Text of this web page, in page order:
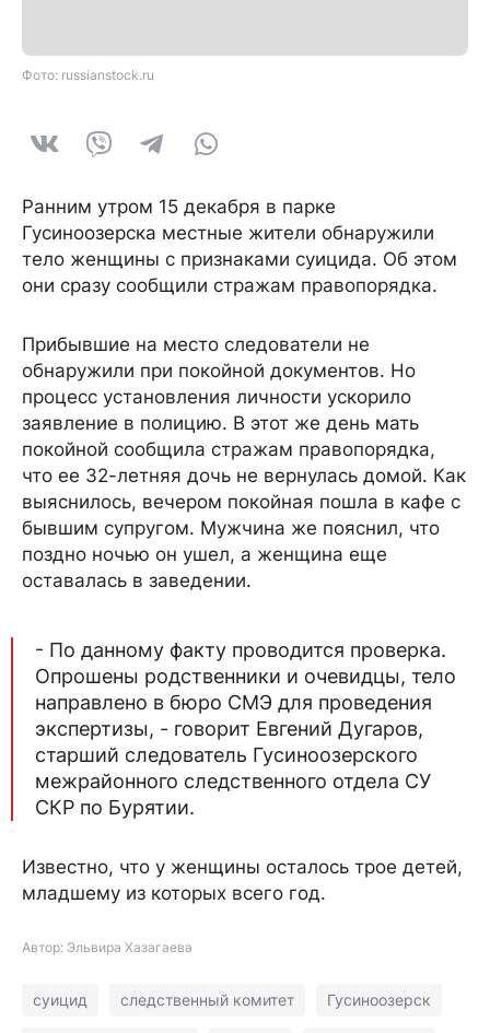
Фото: russianstock.ru
Ранним утром 15 декабря в парке
Гусиноозерска местные жители обнаружили
тело женщины с признаками суицида. Об этом
они сразу сообщили стражам правопорядка.
Прибывшие на место следователи не
обнаружили при покойной документов. Но
процесс установления личности ускорило
заявление в полицию. В этот же день мать
покойной сообщила стражам правопорядка,
что ее 32-летняя дочь не вернулась домой. Как
выяснилось, вечером покойная пошла в кафе с
бывшим супругом. Мужчина же пояснил, что
поздно ночью он ушел, а женщина еще
оставалась в заведении.
- По данному факту проводится проверка.
Опрошены родственники и очевидцы, тело
направлено в бюро СМЭ для проведения
экспертизы, - говорит Евгений Дугаров,
старший следователь Гусиноозерского
межрайонного следственного отдела СУ
СКР по Бурятии.
Известно, что у женщины осталось трое детей,
младшему из которых всего год.
Автор: Эльвира Хазагаева
суицид следственный комитет Гусиноозерск